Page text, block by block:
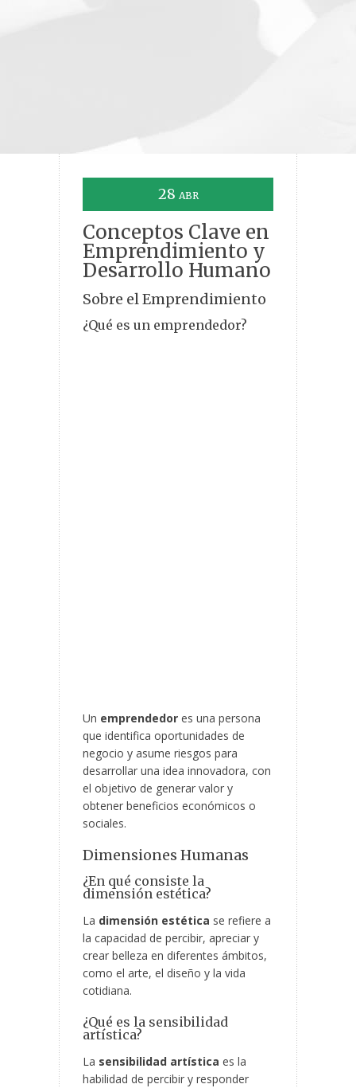
28 ABR
Conceptos Clave en
Emprendimiento y
Desarrollo Humano
Sobre el Emprendimiento
¿Qué es un emprendedor?
Un emprendedor es una persona
que identifica oportunidades de
negocio y asume riesgos para
desarrollar una idea innovadora, con
el objetivo de generar valor y
obtener beneficios económicos o
sociales.
Dimensiones Humanas
¿En qué consiste la
dimensión estética?
La dimensión estética se refiere a
la capacidad de percibir, apreciar y
crear belleza en diferentes ámbitos,
como el arte, el diseño y la vida
cotidiana.
¿Qué es la sensibilidad
artística?
La sensibilidad artística es la
habilidad de percibir y responder